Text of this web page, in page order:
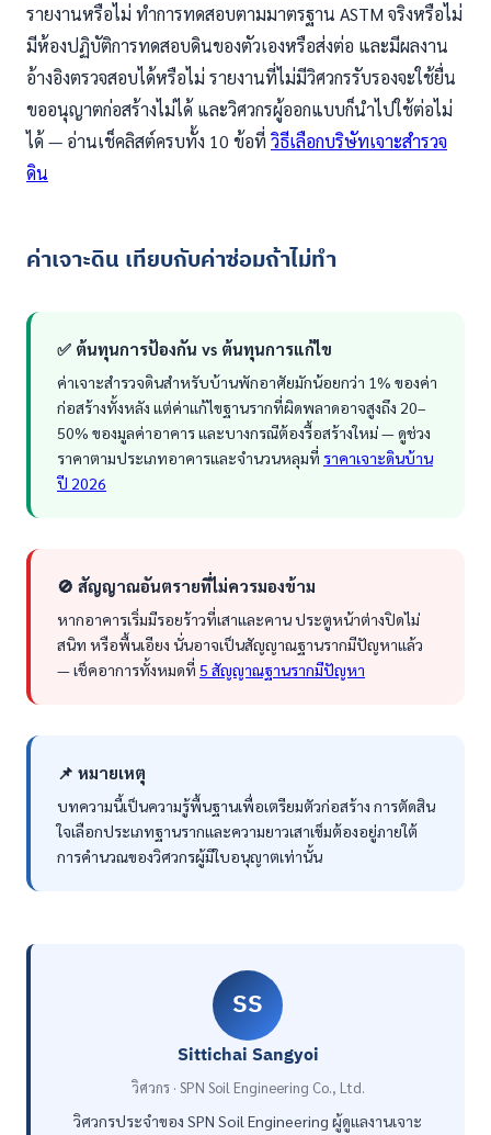
รายงานหรือไม่ ทำการทดสอบตามมาตรฐาน ASTM จริงหรือไม่
มีห้องปฏิบัติการทดสอบดินของตัวเองหรือส่งต่อ และมีผลงาน
อ้างอิงตรวจสอบได้หรือไม่ รายงานที่ไม่มีวิศวกรรับรองจะใช้ยื่น
ขออนุญาตก่อสร้างไม่ได้ และวิศวกรผู้ออกแบบก็นำไปใช้ต่อไม่
ได้ — อ่านเช็คลิสต์ครบทั้ง 10 ข้อที่ วิธีเลือกบริษัทเจาะสำรวจ
ดิน
ค่าเจาะดิน เทียบกับค่าซ่อมถ้าไม่ทำ
✅ ต้นทุนการป้องกัน vs ต้นทุนการแก้ไข
ค่าเจาะสำรวจดินสำหรับบ้านพักอาศัยมักน้อยกว่า 1% ของค่า
ก่อสร้างทั้งหลัง แต่ค่าแก้ไขฐานรากที่ผิดพลาดอาจสูงถึง 20–
50% ของมูลค่าอาคาร และบางกรณีต้องรื้อสร้างใหม่ — ดูช่วง
ราคาตามประเภทอาคารและจำนวนหลุมที่ ราคาเจาะดินบ้าน
ปี 2026
🚫 สัญญาณอันตรายที่ไม่ควรมองข้าม
หากอาคารเริ่มมีรอยร้าวที่เสาและคาน ประตูหน้าต่างปิดไม่
สนิท หรือพื้นเอียง นั่นอาจเป็นสัญญาณฐานรากมีปัญหาแล้ว
— เช็คอาการทั้งหมดที่ 5 สัญญาณฐานรากมีปัญหา
📌 หมายเหตุ
บทความนี้เป็นความรู้พื้นฐานเพื่อเตรียมตัวก่อสร้าง การตัดสิน
ใจเลือกประเภทฐานรากและความยาวเสาเข็มต้องอยู่ภายใต้
การคำนวณของวิศวกรผู้มีใบอนุญาตเท่านั้น
SS
Sittichai Sangyoi
วิศวกร · SPN Soil Engineering Co., Ltd.
วิศวกรประจำของ SPN Soil Engineering ผู้ดูแลงานเจาะ